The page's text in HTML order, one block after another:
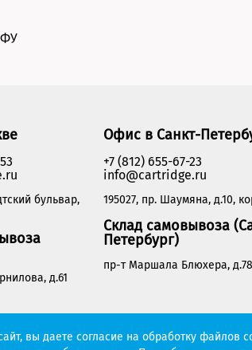
бульвар,
д.61
Офис в Санкт-
+7 (812) 655-67-23
info@cartridge.ru
195027, пр. Шаумяна, д.10,
Склад самовывоза
Петербург)
пр-т Маршала Блюхера,
2026. Все права защищены
вы даете согласие на обработку